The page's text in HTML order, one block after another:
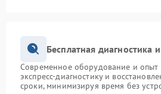
Бесплатная диагностика
Современное оборудование и опыт
экспресс-диагностику и
сроки, минимизируя время без